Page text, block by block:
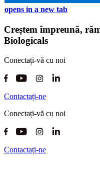
opens in a new tab
Creștem împreună,
Biologicals
Conectați-vă cu noi
Contactați-ne
Conectați-vă cu noi
Contactați-ne